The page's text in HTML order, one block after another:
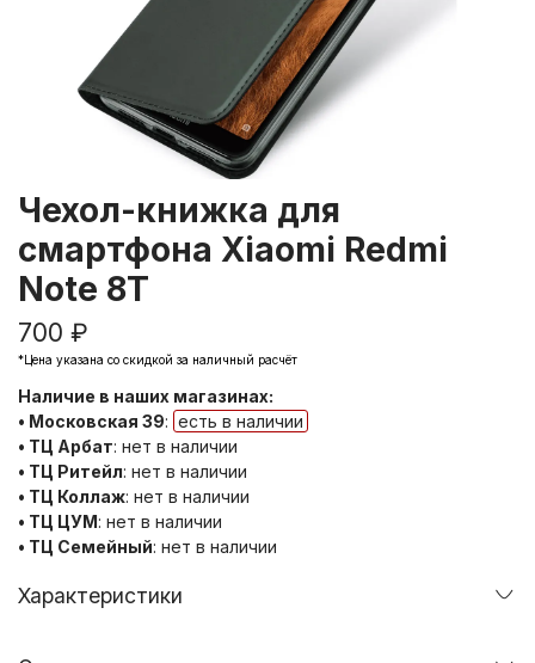
Чехол-книжка для
смартфона Xiaomi Redmi
Note 8T
700 ₽
*Цена указана со скидкой за наличный расчёт
Наличие в наших магазинах:
• Московская 39: есть в наличии
• ТЦ Арбат: нет в наличии
• ТЦ Ритейл: нет в наличии
• ТЦ Коллаж: нет в наличии
• ТЦ ЦУМ: нет в наличии
• ТЦ Семейный: нет в наличии
Характеристики